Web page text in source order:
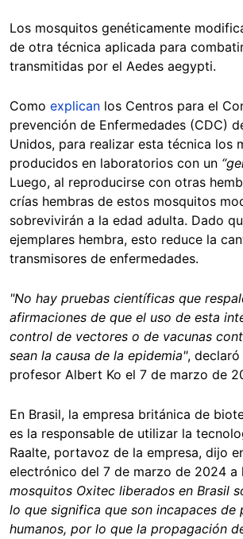
Los mosquitos genéticamente
de otra técnica aplicada para
transmitidas por el Aedes aegypti.
Como explican los Centros para el
prevención de Enfermedades (CDC)
Unidos, para realizar esta técnica los
producidos en laboratorios con un
Luego, al reproducirse con otras
crías hembras de estos mosquitos
sobrevivirán a la edad adulta. Dado
ejemplares hembra, esto reduce la
transmisores de enfermedades.
"No hay pruebas científicas que
afirmaciones de que el uso de esta
control de vectores o de vacunas
sean la causa de la epidemia", declaró
profesor Albert Ko el 7 de marzo de
En Brasil, la empresa británica de
es la responsable de utilizar la
Raalte, portavoz de la empresa, dijo
electrónico del 7 de marzo de 2024 a
mosquitos Oxitec liberados en Brasil
lo que significa que son incapaces de
humanos, por lo que la propagación